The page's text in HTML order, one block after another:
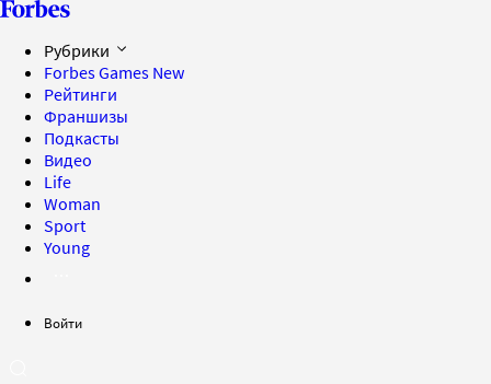
Рубрики
Forbes Games New
Рейтинги
Франшизы
Подкасты
Видео
Life
Woman
Sport
Young
Войти